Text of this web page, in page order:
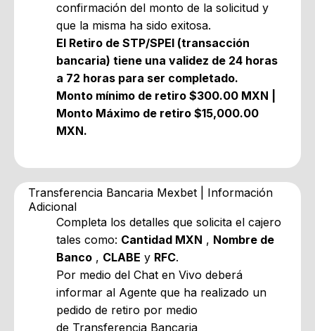
confirmación del monto de la solicitud y
que la misma ha sido exitosa.
El Retiro de STP/SPEI (transacción
bancaria) tiene una validez de 24 horas
a 72 horas para ser completado.
Monto mínimo de retiro $300.00 MXN |
Monto Máximo de retiro $15,000.00
MXN.
Transferencia Bancaria Mexbet | Información
Adicional
Completa los detalles que solicita el cajero
tales como: Cantidad MXN , Nombre de
Banco , CLABE y RFC.
Por medio del Chat en Vivo deberá
informar al Agente que ha realizado un
pedido de retiro por medio
de Transferencia Bancaria